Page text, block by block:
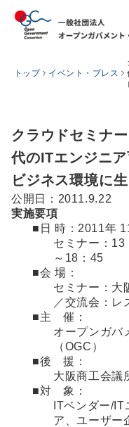
トップ イベント・プレス
クラウドセミナ
代のITエンジニ
ビジネス環境に
公開日：2011.9.22
実施要項
■日 時：2011年
セミナー：
～18：45
■会 場：
セミナー：大
／交流会：レ
■主 催：
オープンガバ
（OGC）
■後 援：
大阪商工会議
■対 象：
ITベンダー/
ア、ユーザー